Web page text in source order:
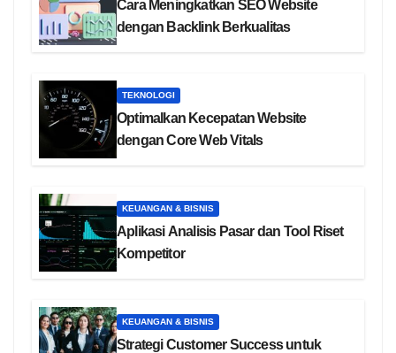
Cara Meningkatkan SEO Website
dengan Backlink Berkualitas
TEKNOLOGI
Optimalkan Kecepatan Website
dengan Core Web Vitals
KEUANGAN & BISNIS
Aplikasi Analisis Pasar dan Tool Riset
Kompetitor
KEUANGAN & BISNIS
Strategi Customer Success untuk